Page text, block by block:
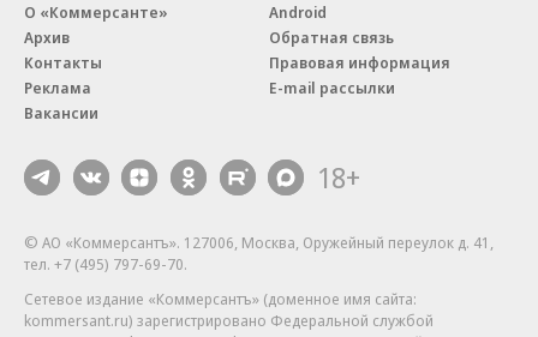
О «Коммерсанте»
Архив
Контакты
Реклама
Вакансии
Android
Обратная связь
Правовая информация
E-mail рассылки
18+
© АО «Коммерсантъ». 127006, Москва, Оружейный переулок д. 41,
тел. +7 (495) 797-69-70.
Сетевое издание «Коммерсантъ» (доменное имя сайта:
kommersant.ru) зарегистрировано Федеральной службой